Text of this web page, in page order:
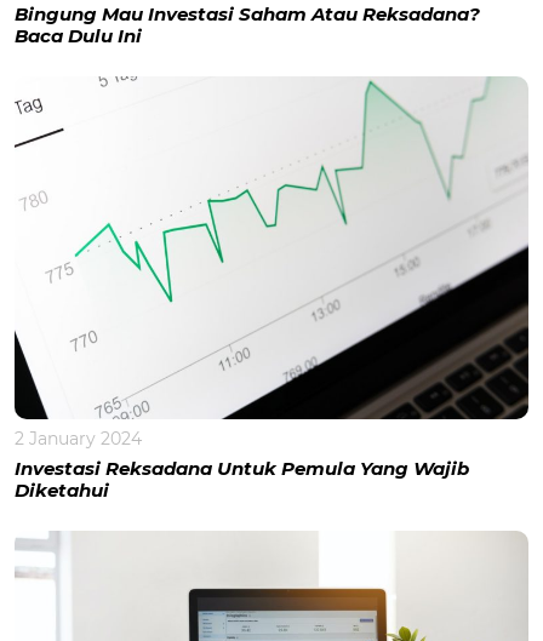
Bingung Mau Investasi Saham Atau Reksadana?
Baca Dulu Ini
2 January 2024
Investasi Reksadana Untuk Pemula Yang Wajib
Diketahui